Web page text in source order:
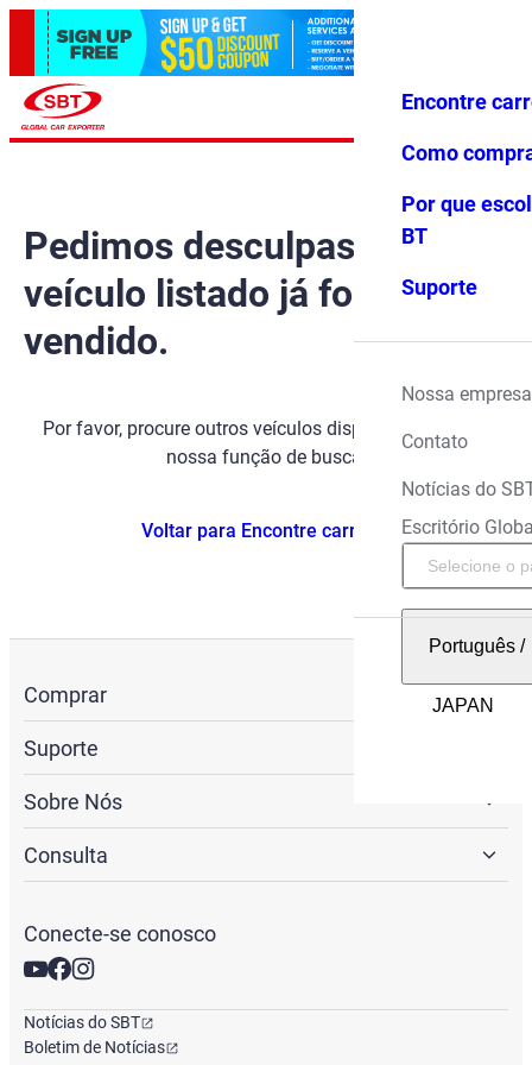
Favoritos Menu
Encontre
Como
Por que
BT
Suporte
Nossa empresa
Contato
Notícias do
Escritório
Português/
Pedimos desculpas, mas o
veículo listado já foi
vendido.
Por favor, procure outros veículos disponíveis usando
nossa função de busca.
Voltar para Encontre carros
Comprar
Suporte
Sobre Nós
Consulta
Conecte-se conosco
Notícias do SBT
Boletim de Notícias